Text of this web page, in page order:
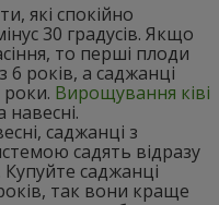
які спокійно
30 градусів. Якщо
то перші плоди
років, а саджанці
Вирощування ківі
саджанці з
садять відразу
Купуйте саджанці
так вони краще